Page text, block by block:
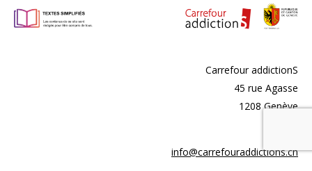
Carrefour addictionS
45 rue Agasse
1208 Genève
info@carrefouraddictions.ch